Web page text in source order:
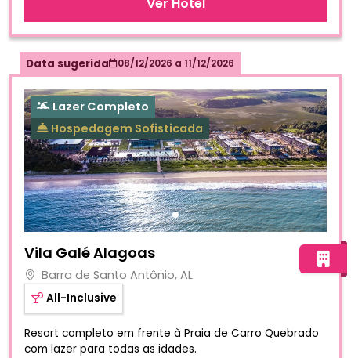
Data sugerida 08/12/2026 a 11/12/2026
Lazer Completo
Hospedagem Sofisticada
Vila Galé Alagoas
Barra de Santo Antônio, AL
All-Inclusive
Resort completo em frente à Praia de Carro Quebrado
com lazer para todas as idades.